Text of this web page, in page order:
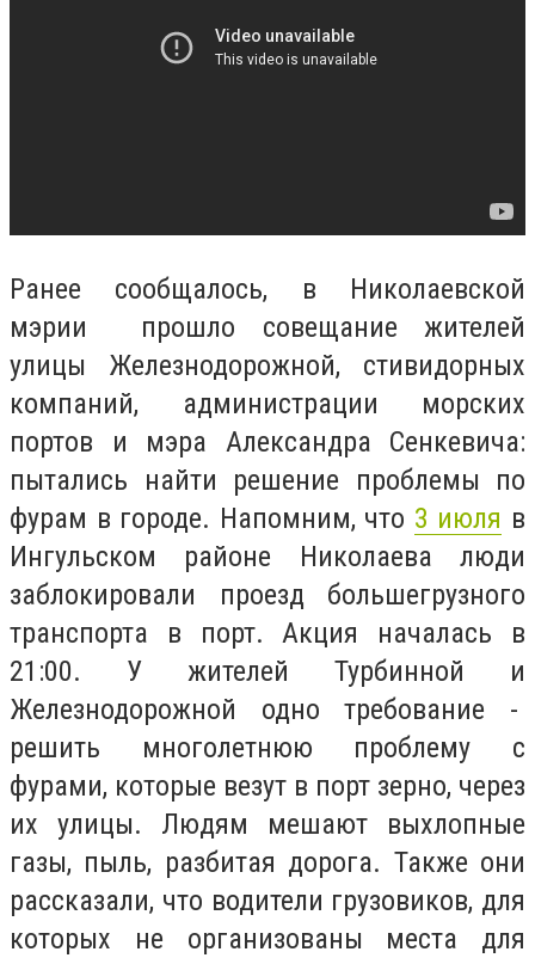
Ранее сообщалось, в Николаевской
мэрии прошло совещание жителей
улицы Железнодорожной, стивидорных
компаний, администрации морских
портов и мэра Александра Сенкевича:
пытались найти решение проблемы по
фурам в городе. Напомним, что 3 июля в
Ингульском районе Николаева люди
заблокировали проезд большегрузного
транспорта в порт. Акция началась в
21:00. У жителей Турбинной и
Железнодорожной одно требование -
решить многолетнюю проблему с
фурами, которые везут в порт зерно, через
их улицы. Людям мешают выхлопные
газы, пыль, разбитая дорога. Также они
рассказали, что водители грузовиков, для
которых не организованы места для